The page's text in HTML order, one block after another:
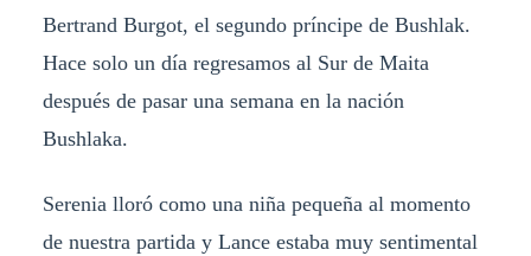
Bertrand Burgot, el segundo príncipe de Bushlak.
Hace solo un día regresamos al Sur de Maita
después de pasar una semana en la nación
Bushlaka.
Serenia lloró como una niña pequeña al momento
de nuestra partida y Lance estaba muy sentimental